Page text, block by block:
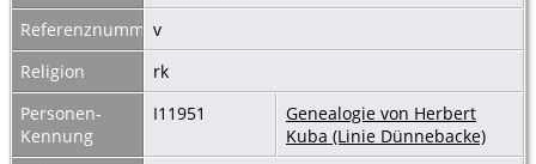
Referenznummer
v
Religion
rk
Personen-
Kennung
I11951
Genealogie von Herbert
Kuba (Linie Dünnebacke)